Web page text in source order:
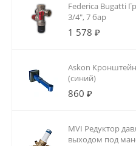
Federica Bugatti
3/4", 7 бар
1 578 ₽
Askon
(синий)
860 ₽
MVI Редуктор
выходом под